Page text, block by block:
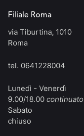
Filiale Roma
via Tiburtina, 1010
Roma
tel. 0641228004
Lunedì - Venerdì
9.00/18.00 continuato
Sabato
chiuso